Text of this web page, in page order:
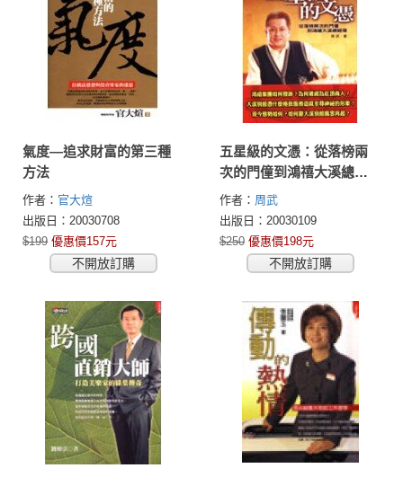
氣度—追求財富的第三種
方法
作者： 官大煊
出版日：20030708
$199 優惠價157元
不開放訂購
五星級的文憑：從落榜兩
次的門僮到鴻禧大溪總經
理
作者： 周武
出版日：20030109
$250 優惠價198元
不開放訂購